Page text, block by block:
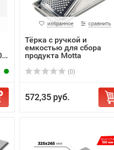
избранное сравнить
Тёрка с ручкой и
емкостью для сбора
продукта Motta
(0)
572,35 руб.